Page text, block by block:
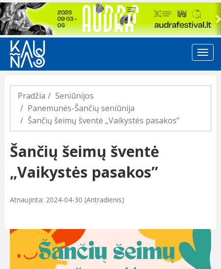
Previous
Pradžia
Seniūnijos
Panemunės-Šančių seniūnija
Šančių šeimų šventė „Vaikystės pasakos”
Šančių šeimų šventė
„Vaikystės pasakos”
Atnaujinta: 2024-04-30 (Antradienis)